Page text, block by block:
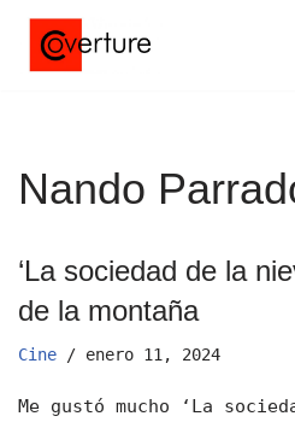
Saltar
Nando
‘La sociedad de la
de la montaña
Cine enero 11, 2024
Me gustó mucho ‘La